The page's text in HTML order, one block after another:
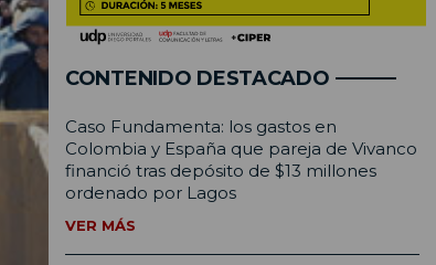
CONTENIDO DESTACADO
Caso Fundamenta: los gastos en
Colombia y España que pareja de Vivanco
financió tras depósito de $13 millones
ordenado por Lagos
VER MÁS